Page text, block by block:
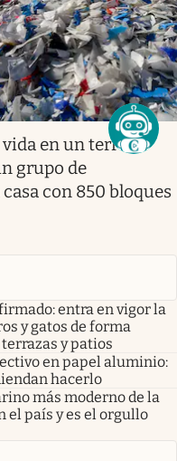
vida en un terreno
grupo de
con 850 bloques
entra en vigor la
y gatos de forma
y patios
en papel aluminio:
hacerlo
más moderno de la
el país y es el orgullo